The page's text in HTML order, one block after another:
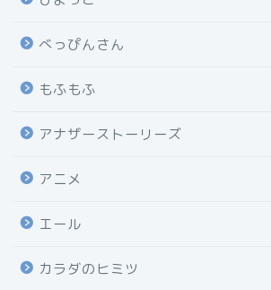
べっぴんさん
もふもふ
アナザーストーリーズ
アニメ
エール
カラダのヒミツ